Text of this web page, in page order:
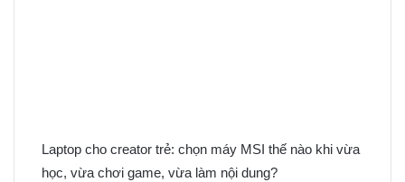
Laptop cho creator trẻ: chọn máy MSI thế nào khi vừa
học, vừa chơi game, vừa làm nội dung?